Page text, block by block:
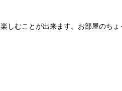
しむことが出来ます。お部屋のち